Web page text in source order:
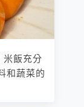
米飯充分
和蔬菜的